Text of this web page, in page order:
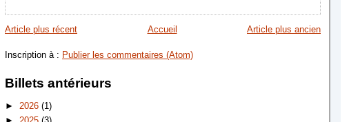
Article plus récent Article plus ancien
Accueil
Inscription à : Publier les commentaires (Atom)
Billets antérieurs
► 2026 (1)